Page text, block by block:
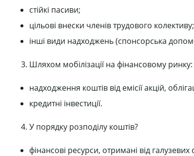
стійкі пасиви;
цільові внески членів трудового колективу;
інші види надходжень (спонсорська
Шляхом мобілізації на фінансовому ринку:
надходження коштів від емісії акцій,
кредитні інвестиції.
У порядку розподілу коштів?
фінансові ресурси, отримані від галузевих